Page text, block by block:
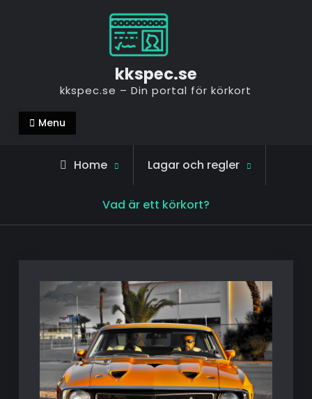
kkspec.se
kkspec.se – Din portal för körkort
Menu
Home Lagar och regler
Vad är ett körkort?